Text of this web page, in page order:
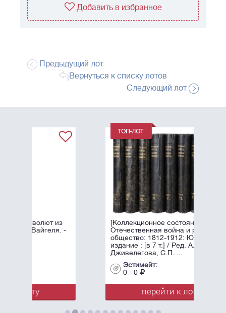
Добавить в избранное
Предыдущий лот
Вернуться к списку лотов
Следующий лот
[Коллекционное состояние].
Отечественная война и русское
общество: 1812-1912: Юбилейное
издание : [в 7 т.] / Ред. А.К.
Дживелегова, С.П. ...
перейти к лоту